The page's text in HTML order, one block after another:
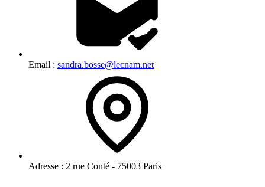
Email : sandra.bosse@lecnam.net
Adresse : 2 rue Conté - 75003 Paris